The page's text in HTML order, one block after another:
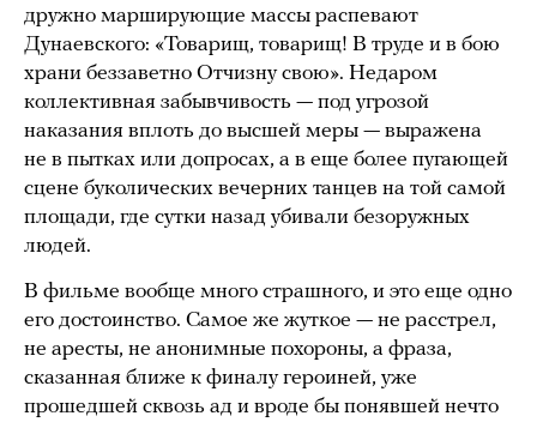
дружно марширующие массы распевают
Дунаевского: «Товарищ, товарищ! В труде и в бою
храни беззаветно Отчизну свою». Недаром
коллективная забывчивость — под угрозой
наказания вплоть до высшей меры — выражена
не в пытках или допросах, а в еще более пугающей
сцене буколических вечерних танцев на той самой
площади, где сутки назад убивали безоружных
людей.
В фильме вообще много страшного, и это еще одно
его достоинство. Самое же жуткое — не расстрел,
не аресты, не анонимные похороны, а фраза,
сказанная ближе к финалу героиней, уже
прошедшей сквозь ад и вроде бы понявшей нечто